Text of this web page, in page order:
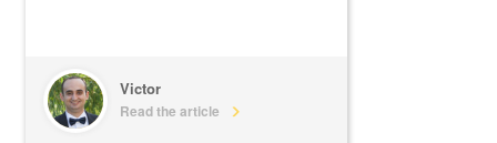
Victor
Read the article